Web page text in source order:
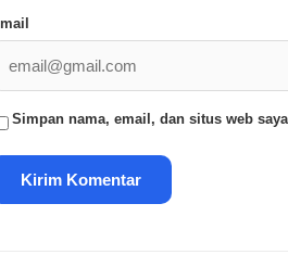
Simpan nama, email, dan situs web